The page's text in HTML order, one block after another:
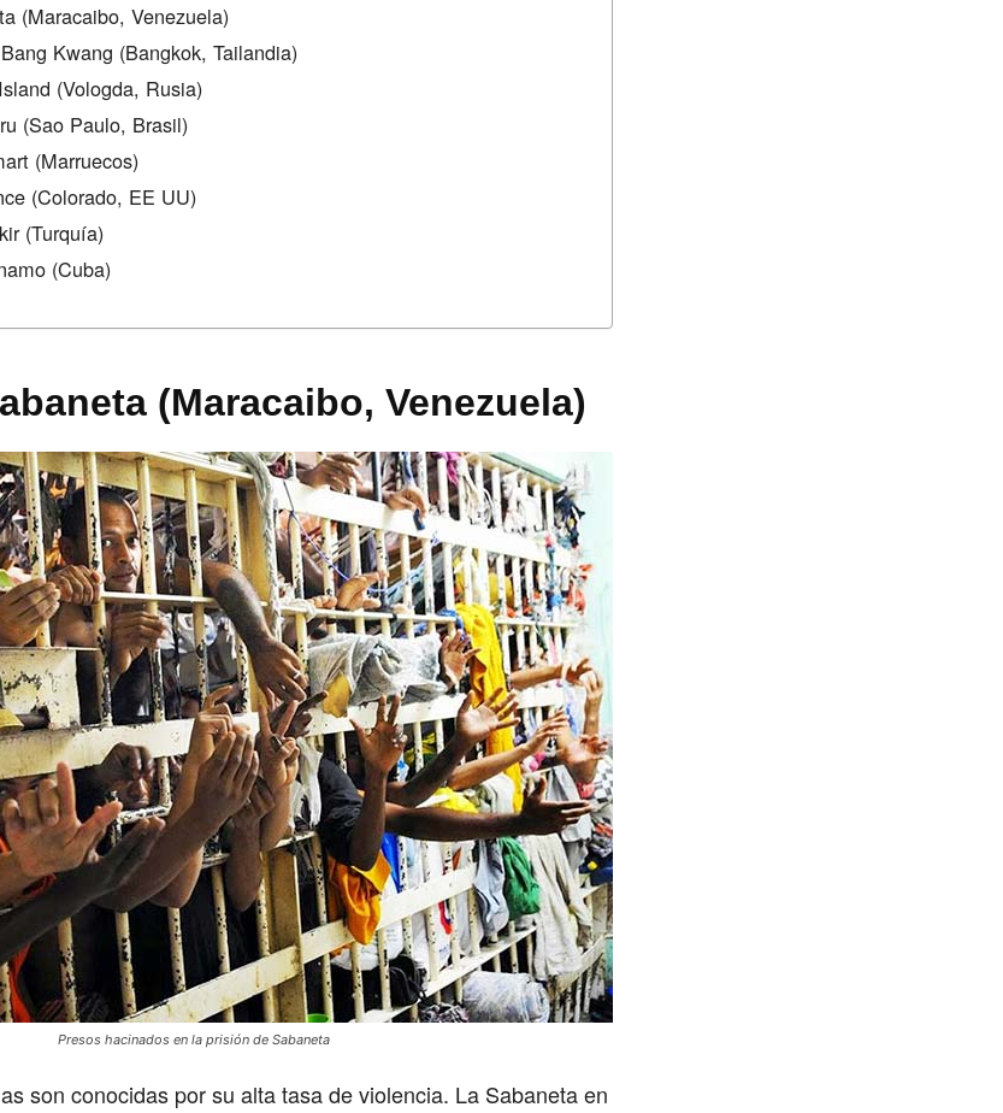
(Maracaibo, Venezuela)
Kwang (Bangkok, Tailandia)
(Vologda, Rusia)
(Sao Paulo, Brasil)
(Marruecos)
(Colorado, EE UU)
(Turquía)
(Cuba)
(Maracaibo, Venezuela)
Presos hacinados en la prisión de Sabaneta
son conocidas por su alta tasa de violencia. La Sabaneta en